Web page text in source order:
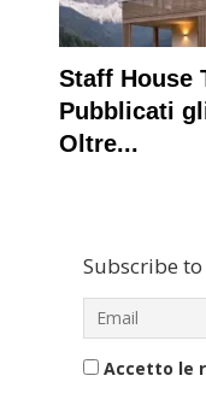
Staff House
Pubblicati
Oltre...
Subscribe
Accetto le